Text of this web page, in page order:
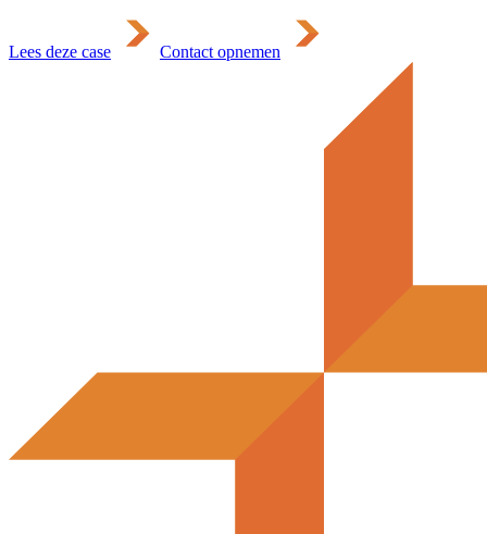
Lees deze case Contact opnemen